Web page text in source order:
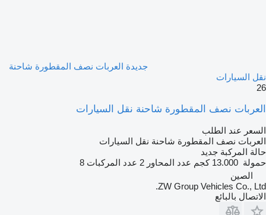
جديدة العربات نصف المقطورة شاحنة
نقل السيارات
26
العربات نصف المقطورة شاحنة نقل السيارات
السعر عند الطلب
العربات نصف المقطورة شاحنة نقل السيارات
حالة المركبة جديد
حمولة 13.000 كجم عدد المحاور 2 عدد المركبات 8
الصين
ZW Group Vehicles Co., Ltd.
الاتصال بالبائع